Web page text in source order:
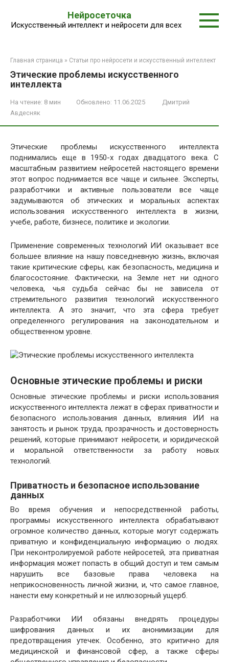
контенту
Нейросеточка
Искусственный интеллект и нейросети для всех
Главная страница » Статьи про нейросети и искусственный интеллект
Этические проблемы искусственного
интеллекта
На чтение: 8 мин Обновлено: 11.06.2025
Дмитрий
Авдесняк
Этические проблемы искусственного интеллекта
поднимались еще в 1950-х годах двадцатого века. С
масштабным развитием нейросетей настоящего времени
этот вопрос поднимается все чаще и сильнее. Эксперты,
разработчики и активные пользователи все чаще
задумываются об этических и моральных аспектах
использования искусственного интеллекта в жизни,
учебе, работе, бизнесе, политике и экологии.
Применение современных технологий ИИ оказывает все
большее влияние на нашу повседневную жизнь, включая
такие критические сферы, как безопасность, медицина и
благосостояние. Фактически, на Земле нет ни одного
человека, чья судьба сейчас бы не зависела от
стремительного развития технологий искусственного
интеллекта. А это значит, что эта сфера требует
определенного регулирования на законодательном и
общественном уровне.
Основные этические проблемы и риски
Основные этические проблемы и риски использования
искусственного интеллекта лежат в сферах приватности и
безопасного использования данных, влияния ИИ на
занятость и рынок труда, прозрачность и достоверность
решений, которые принимают нейросети, и юридической
и моральной ответственности за работу новых
технологий.
Приватность и безопасное использование
данных
Во время обучения и непосредственной работы,
программы искусственного интеллекта обрабатывают
огромное количество данных, которые могут содержать
приватную и конфиденциальную информацию о людях.
При неконтролируемой работе нейросетей, эта приватная
информация может попасть в общий доступ и тем самым
нарушить все базовые права человека на
неприкосновенность личной жизни, и, что самое главное,
нанести ему конкретный и не иллюзорный ущерб.
Разработчики ИИ обязаны внедрять процедуры
шифрования данных и их анонимизации для
предотвращения утечек. Особенно, это критично для
медицинской и финансовой сфер, а также сферы